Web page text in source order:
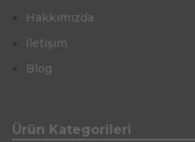
Hakkımızda
İletişim
Blog
Ürün Kategorileri